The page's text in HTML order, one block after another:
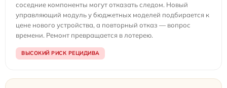
соседние компоненты могут отказать следом. Новый
управляющий модуль у бюджетных моделей подбирается к
цене нового устройства, а повторный отказ — вопрос
времени. Ремонт превращается в лотерею.
ВЫСОКИЙ РИСК РЕЦИДИВА